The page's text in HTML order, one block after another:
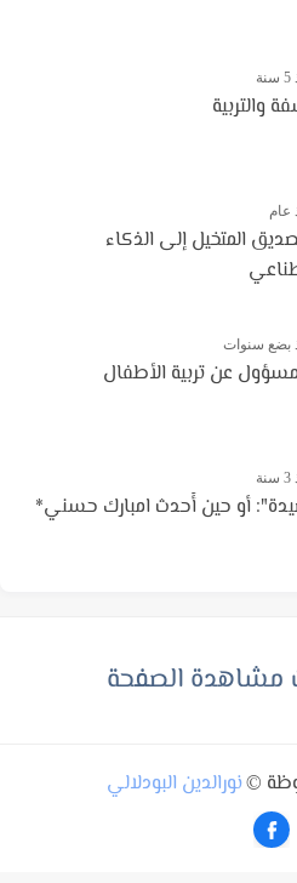
المتخيل إلى الذكاء
سنوات
عن تربية الأطفال
أو حين أُحدث امبارك حسني*
مشاهدة الصفحة
© نورالدين البودلالي